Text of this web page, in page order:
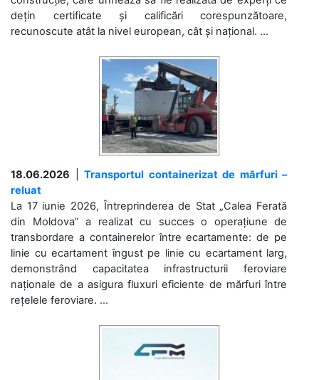
dețin certificate și calificări corespunzătoare,
recunoscute atât la nivel european, cât și național. ...
18.06.2026
Transportul containerizat de mărfuri –
reluat
La 17 iunie 2026, Întreprinderea de Stat „Calea Ferată
din Moldova” a realizat cu succes o operațiune de
transbordare a containerelor între ecartamente: de pe
linie cu ecartament îngust pe linie cu ecartament larg,
demonstrând capacitatea infrastructurii feroviare
naționale de a asigura fluxuri eficiente de mărfuri între
rețelele feroviare. ...